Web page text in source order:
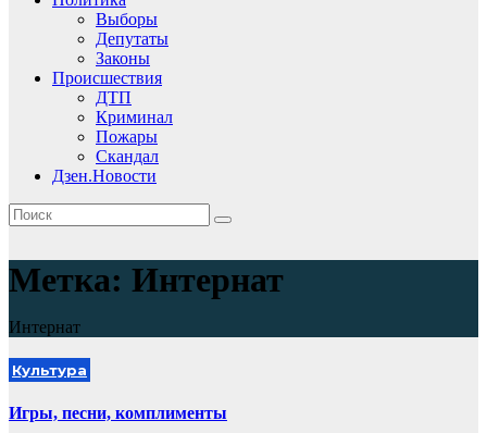
Выборы
Депутаты
Законы
Происшествия
ДТП
Криминал
Пожары
Скандал
Дзен.Новости
Метка: Интернат
Интернат
Культура
Игры, песни, комплименты